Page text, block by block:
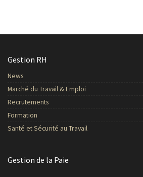
Gestion RH
News
Marché du Travail & Emploi
Recrutements
Formation
Santé et Sécurité au Travail
Gestion de la Paie